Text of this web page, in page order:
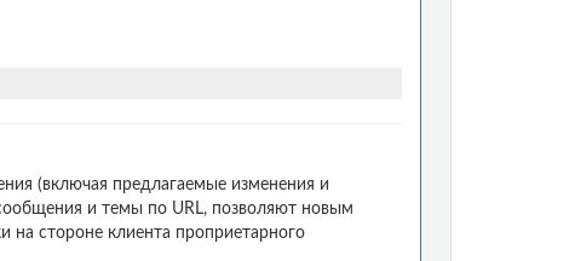
(включая предлагаемые изменения и
и темы по URL, позволяют новым
на стороне клиента проприетарного